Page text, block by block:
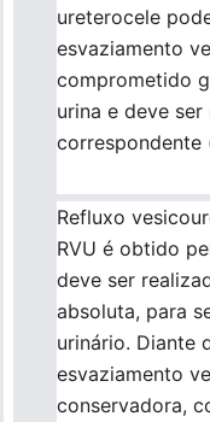
ureterocele
esvaziamento
comprometido
urina e deve
correspondente
Refluxo
RVU é obtido
deve ser
absoluta, para
urinário. Diante
esvaziamento
conservadora,